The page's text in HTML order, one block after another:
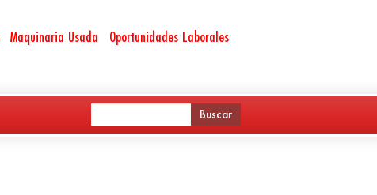
Maquinaria Usada Oportunidades Laborales